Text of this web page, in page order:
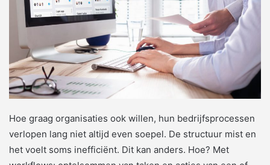
Hoe graag organisaties ook willen, hun bedrijfsprocessen
verlopen lang niet altijd even soepel. De structuur mist en
het voelt soms inefficiënt. Dit kan anders. Hoe? Met